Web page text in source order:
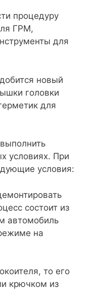
процедуру
ГРМ,
для
новый
головки
для
условиях. При
условия:
состоит из
автомобиль
на
то его
крючком из